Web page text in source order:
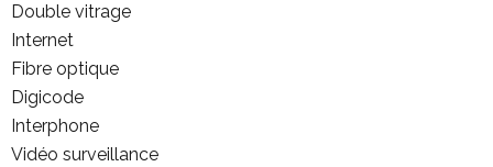
Double vitrage
Internet
Fibre optique
Digicode
Interphone
Vidéo surveillance